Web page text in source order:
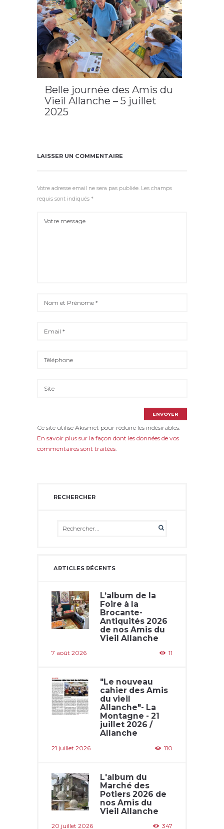
Belle journée des Amis du
Vieil Allanche – 5 juillet
2025
LAISSER UN COMMENTAIRE
Votre adresse email ne sera pas publiée. Les champs
requis sont indiqués *
Ce site utilise Akismet pour réduire les indésirables.
En savoir plus sur la façon dont les données de vos
commentaires sont traitées.
RECHERCHER
ARTICLES RÉCENTS
L’album de la
Foire à la
Brocante-
Antiquités 2026
de nos Amis du
Vieil Allanche
7 août 2026 11
"Le nouveau
cahier des Amis
du vieil
Allanche"- La
Montagne - 21
juillet 2026 /
Allanche
21 juillet 2026 110
L'album du
Marché des
Potiers 2026 de
nos Amis du
Vieil Allanche
20 juillet 2026 347